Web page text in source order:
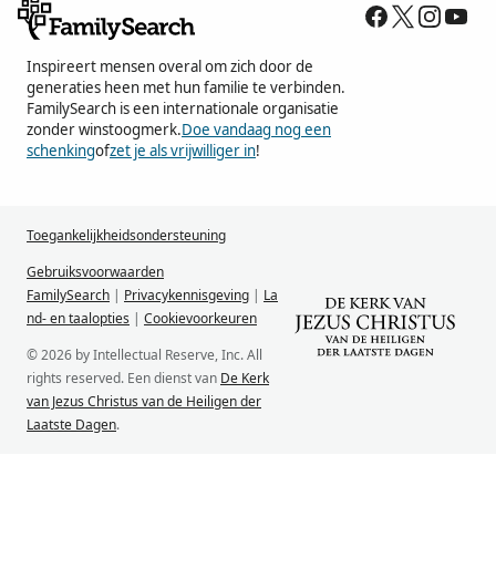
Inspireert mensen overal om zich door de
generaties heen met hun familie te verbinden.
FamilySearch is een internationale organisatie
zonder winstoogmerk.Doe vandaag nog een
schenkingofzet je als vrijwilliger in!
Toegankelijkheidsondersteuning
Gebruiksvoorwaarden
FamilySearch | Privacykennisgeving | La
nd- en taalopties | Cookievoorkeuren
© 2026 by Intellectual Reserve, Inc. All
rights reserved. Een dienst van De Kerk
van Jezus Christus van de Heiligen der
Laatste Dagen.